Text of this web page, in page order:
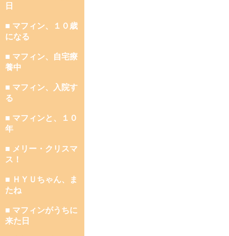
日
■ マフィン、１０歳
になる
■ マフィン、自宅療
養中
■ マフィン、入院す
る
■ マフィンと、１０
年
■ メリー・クリスマ
ス！
■ ＨＹＵちゃん、ま
たね
■ マフィンがうちに
来た日